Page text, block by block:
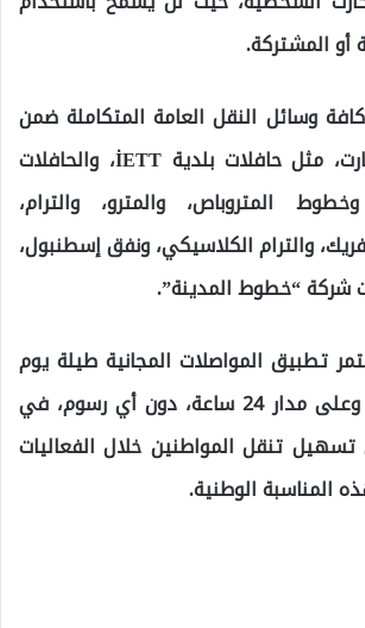
أو المشتركة.
وسائل النقل العامة المتكاملة ضمن
نظام إسطنبول كارت، مثل حافلات بلدية İETT، والحافلات
المتروباص، والمترو، والترام،
والترام الكلاسيكي، ونفق إسطنبول،
شركة “خطوط المدينة”.
تطبيق المواصلات المجانية طيلة يوم
الثلاثاء 15 يوليو، وعلى مدار 24 ساعة، دون أي رسوم، في
تنقل المواطنين خلال الفعاليات
المناسبة الوطنية.